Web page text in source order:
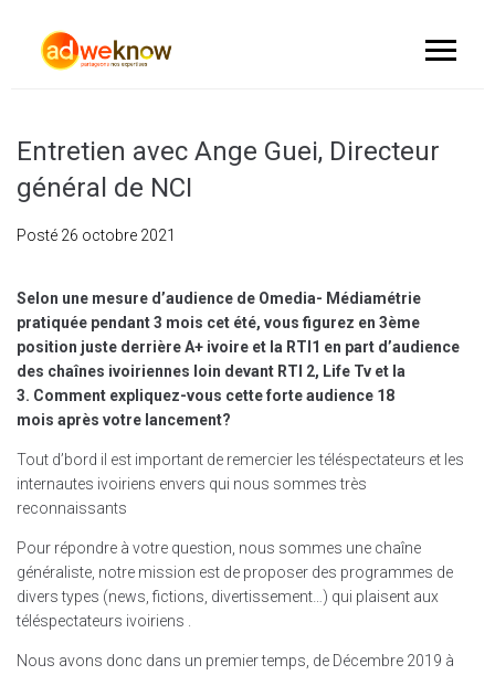
Entretien avec Ange Guei, Directeur
général de NCI
Posté 26 octobre 2021
Selon une mesure d’audience de Omedia- Médiamétrie
pratiquée pendant 3 mois cet été, vous figurez en 3ème
position juste derrière A+ ivoire et la RTI1 en part d’audience
des chaînes ivoiriennes loin devant RTI 2, Life Tv et la
3. Comment expliquez-vous cette forte audience 18
mois après votre lancement?
Tout d’bord il est important de remercier les téléspectateurs et les
internautes ivoiriens envers qui nous sommes très
reconnaissants
Pour répondre à votre question, nous sommes une chaîne
généraliste, notre mission est de proposer des programmes de
divers types (news, fictions, divertissement…) qui plaisent aux
téléspectateurs ivoiriens .
Nous avons donc dans un premier temps, de Décembre 2019 à